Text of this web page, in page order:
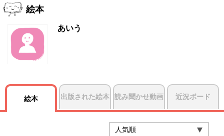
絵本
あいう
絵本 出版された絵本 読み聞かせ動画 近況ボード